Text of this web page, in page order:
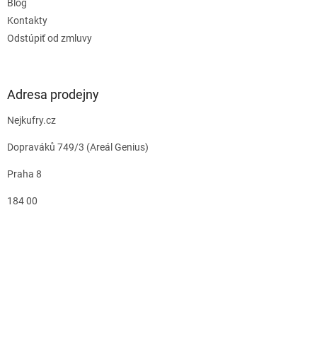
Blog
Kontakty
Odstúpiť od zmluvy
Adresa prodejny
Nejkufry.cz
Dopraváků 749/3 (Areál Genius)
Praha 8
184 00